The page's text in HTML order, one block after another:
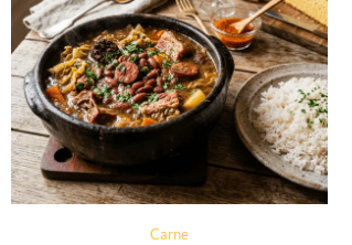
Carne